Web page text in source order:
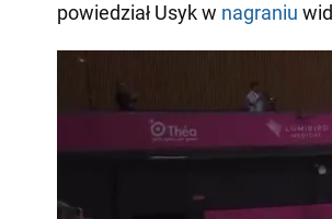
powiedział Usyk w nagraniu